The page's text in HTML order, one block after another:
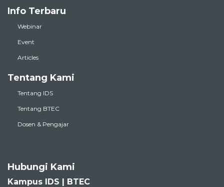
Webinar
Event
Articles
Tentang Kami
Tentang IDS
Tentang BTEC
Dosen & Pengajar
Kampus IDS | BTEC
Jl. Melati No.9, Kemang Timur XI, Mampang